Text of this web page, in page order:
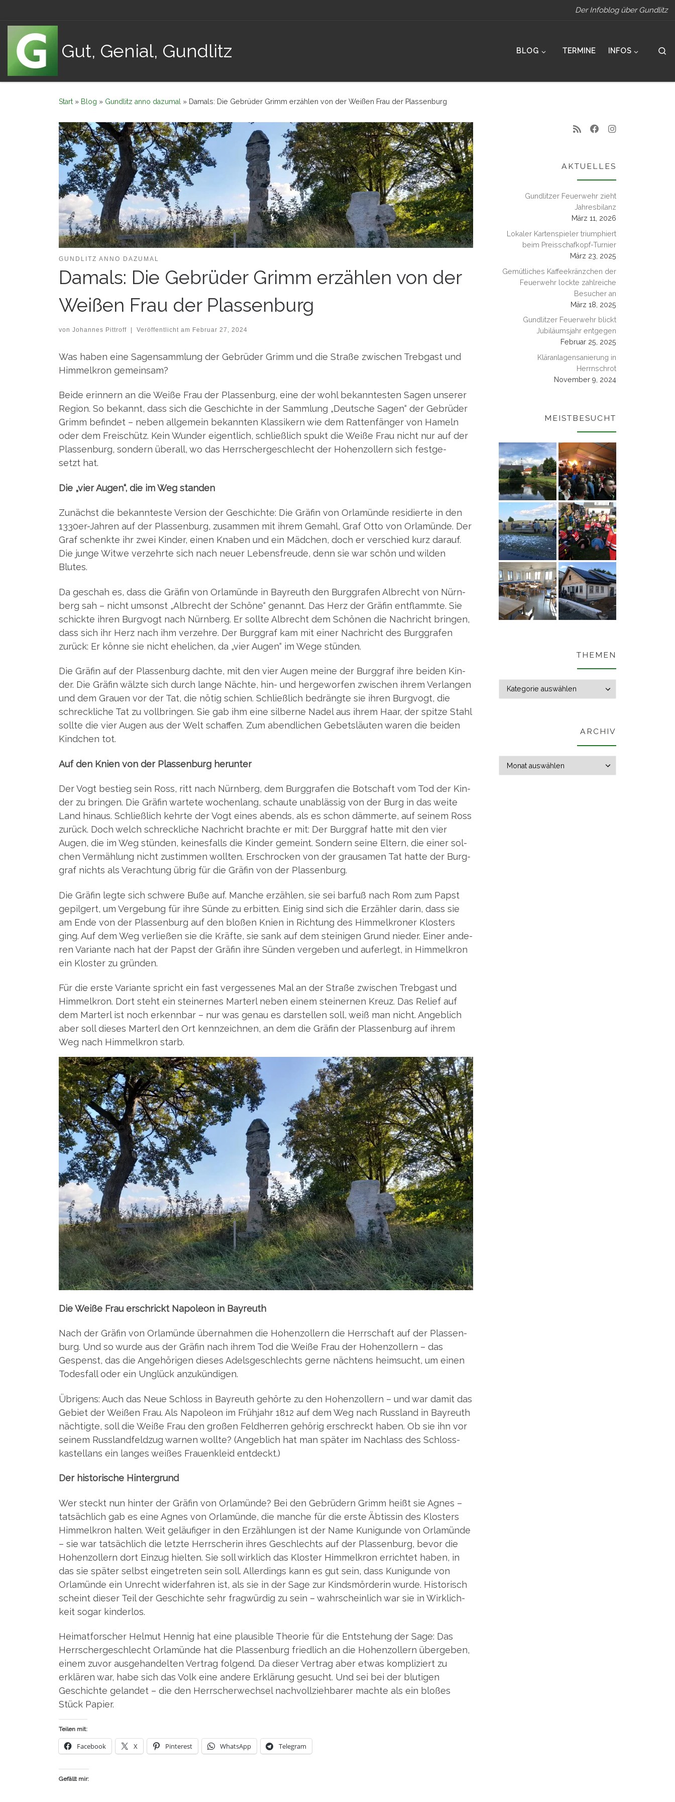
Der Infoblog über Gundlitz
Gut, Genial, Gundlitz BLOG TERMINE INFOS
Start » Blog » Gundlitz anno dazumal » Damals: Die Gebrüder Grimm erzählen von der Weißen Frau der Plassenburg
GUNDLITZ ANNO DAZUMAL
Damals: Die Gebrüder Grimm erzählen von der
Weißen Frau der Plassenburg
von Johannes Pittroff | Veröffentlicht am Februar 27, 2024
Was haben eine Sagen­samm­lung der Gebrü­der Grimm und die Stra­ße zwi­schen Treb­gast und
Him­mel­kron gemeinsam?
Bei­de erin­nern an die Wei­ße Frau der Plas­sen­burg, eine der wohl bekann­tes­ten Sagen unse­rer
Regi­on. So bekannt, dass sich die Geschich­te in der Samm­lung „Deut­sche Sagen“ der Gebrü­der
Grimm befin­det – neben all­ge­mein bekann­ten Klas­si­kern wie dem Rat­ten­fän­ger von Hameln
oder dem Frei­schütz. Kein Wun­der eigent­lich, schließ­lich spukt die Wei­ße Frau nicht nur auf der
Plas­sen­burg, son­dern über­all, wo das Herr­scher­ge­schlecht der Hohen­zol­lern sich fest­ge­
setzt hat.
Die „vier Augen“, die im Weg standen
Zunächst die bekann­tes­te Ver­si­on der Geschich­te: Die Grä­fin von Orla­mün­de resi­dier­te in den
1330er-Jah­ren auf der Plas­sen­burg, zusam­men mit ihrem Gemahl, Graf Otto von Orla­mün­de. Der
Graf schenk­te ihr zwei Kin­der, einen Kna­ben und ein Mäd­chen, doch er ver­schied kurz dar­auf.
Die jun­ge Wit­we ver­zehr­te sich nach neu­er Lebens­freu­de, denn sie war schön und wil­den
Blutes.
Da geschah es, dass die Grä­fin von Orla­mün­de in Bay­reuth den Burg­gra­fen Albrecht von Nürn­
berg sah – nicht umsonst „Albrecht der Schö­ne“ genannt. Das Herz der Grä­fin ent­flamm­te. Sie
schick­te ihren Burg­vogt nach Nürn­berg. Er soll­te Albrecht dem Schö­nen die Nach­richt brin­gen,
dass sich ihr Herz nach ihm ver­zeh­re. Der Burg­graf kam mit einer Nach­richt des Burg­gra­fen
zurück: Er kön­ne sie nicht ehe­li­chen, da „vier Augen“ im Wege stünden.
Die Grä­fin auf der Plas­sen­burg dach­te, mit den vier Augen mei­ne der Burg­graf ihre bei­den Kin­
der. Die Grä­fin wälz­te sich durch lan­ge Näch­te, hin- und her­ge­wor­fen zwi­schen ihrem Ver­lan­gen
und dem Grau­en vor der Tat, die nötig schien. Schließ­lich bedräng­te sie ihren Burg­vogt, die
schreck­li­che Tat zu voll­brin­gen. Sie gab ihm eine sil­ber­ne Nadel aus ihrem Haar, der spit­ze Stahl
soll­te die vier Augen aus der Welt schaf­fen. Zum abend­li­chen Gebets­läu­ten waren die bei­den
Kind­chen tot.
Auf den Knien von der Plas­sen­burg herunter
Der Vogt bestieg sein Ross, ritt nach Nürn­berg, dem Burg­gra­fen die Bot­schaft vom Tod der Kin­
der zu brin­gen. Die Grä­fin war­te­te wochen­lang, schau­te unab­läs­sig von der Burg in das wei­te
Land hin­aus. Schließ­lich kehr­te der Vogt eines abends, als es schon däm­mer­te, auf sei­nem Ross
zurück. Doch welch schreck­li­che Nach­richt brach­te er mit: Der Burg­graf hat­te mit den vier
Augen, die im Weg stün­den, kei­nes­falls die Kin­der gemeint. Son­dern sei­ne Eltern, die einer sol­
chen Ver­mäh­lung nicht zustim­men woll­ten. Erschro­cken von der grau­sa­men Tat hat­te der Burg­
graf nichts als Ver­ach­tung übrig für die Grä­fin von der Plassenburg.
Die Grä­fin leg­te sich schwe­re Buße auf. Man­che erzäh­len, sie sei bar­fuß nach Rom zum Papst
gepil­gert, um Ver­ge­bung für ihre Sün­de zu erbit­ten. Einig sind sich die Erzäh­ler dar­in, dass sie
am Ende von der Plas­sen­burg auf den blo­ßen Knien in Rich­tung des Him­mel­kro­ner Klos­ters
ging. Auf dem Weg ver­lie­ßen sie die Kräf­te, sie sank auf dem stei­ni­gen Grund nie­der. Einer ande­
ren Vari­an­te nach hat der Papst der Grä­fin ihre Sün­den ver­ge­ben und auf­er­legt, in Him­mel­kron
ein Klos­ter zu gründen.
Für die ers­te Vari­an­te spricht ein fast ver­ges­se­nes Mal an der Stra­ße zwi­schen Treb­gast und
Him­mel­kron. Dort steht ein stei­ner­nes Mar­terl neben einem stei­ner­nen Kreuz. Das Reli­ef auf
dem Mar­terl ist noch erkenn­bar – nur was genau es dar­stel­len soll, weiß man nicht. Angeb­lich
aber soll die­ses Mar­terl den Ort kenn­zeich­nen, an dem die Grä­fin der Plas­sen­burg auf ihrem
Weg nach Him­mel­kron starb.
Die Wei­ße Frau erschrickt Napo­le­on in Bayreuth
Nach der Grä­fin von Orla­mün­de über­nah­men die Hohen­zol­lern die Herr­schaft auf der Plas­sen­
burg. Und so wur­de aus der Grä­fin nach ihrem Tod die Wei­ße Frau der Hohen­zol­lern – das
Gespenst, das die Ange­hö­ri­gen die­ses Adels­ge­schlechts ger­ne näch­tens heim­sucht, um einen
Todes­fall oder ein Unglück anzukündigen.
Übri­gens: Auch das Neue Schloss in Bay­reuth gehör­te zu den Hohen­zol­lern – und war damit das
Gebiet der Wei­ßen Frau. Als Napo­le­on im Früh­jahr 1812 auf dem Weg nach Russ­land in Bay­reuth
näch­tig­te, soll die Wei­ße Frau den gro­ßen Feld­her­ren gehö­rig erschreckt haben. Ob sie ihn vor
sei­nem Russ­land­feld­zug war­nen woll­te? (Angeb­lich hat man spä­ter im Nach­lass des Schloss­
kas­tel­lans ein lan­ges wei­ßes Frau­en­kleid entdeckt.)
Der his­to­ri­sche Hintergrund
Wer steckt nun hin­ter der Grä­fin von Orla­mün­de? Bei den Gebrü­dern Grimm heißt sie Agnes –
tat­säch­lich gab es eine Agnes von Orla­mün­de, die man­che für die ers­te Äbtis­sin des Klos­ters
Him­mel­kron hal­ten. Weit geläu­fi­ger in den Erzäh­lun­gen ist der Name Kuni­gun­de von Orla­mün­de
– sie war tat­säch­lich die letz­te Herr­sche­rin ihres Geschlechts auf der Plas­sen­burg, bevor die
Hohen­zol­lern dort Ein­zug hiel­ten. Sie soll wirk­lich das Klos­ter Him­mel­kron errich­tet haben, in
das sie spä­ter selbst ein­ge­tre­ten sein soll. Aller­dings kann es gut sein, dass Kuni­gun­de von
Orla­mün­de ein Unrecht wider­fah­ren ist, als sie in der Sage zur Kinds­mör­de­rin wur­de. His­to­risch
scheint die­ser Teil der Geschich­te sehr frag­wür­dig zu sein – wahr­schein­lich war sie in Wirk­lich­
keit sogar kinderlos.
Hei­mat­for­scher Hel­mut Hen­nig hat eine plau­si­ble Theo­rie für die Ent­ste­hung der Sage: Das
Herr­scher­ge­schlecht Orla­mün­de hat die Plas­sen­burg fried­lich an die Hohen­zol­lern über­ge­ben,
einem zuvor aus­ge­han­del­ten Ver­trag fol­gend. Da die­ser Ver­trag aber etwas kom­pli­ziert zu
erklä­ren war, habe sich das Volk eine ande­re Erklä­rung gesucht. Und sei bei der blu­ti­gen
Geschich­te gelan­det – die den Herr­scher­wech­sel nach­voll­zieh­ba­rer mach­te als ein blo­ßes
Stück Papier.
Teilen mit:
Face­book X Pin­te­rest Whats­App Tele­gram
Gefällt mir:
AKTUELLES
Gundlitzer Feuerwehr zieht
Jahresbilanz
März 11, 2026
Lokaler Kartenspieler triumphiert
beim Preisschafkopf-Turnier
März 23, 2025
Gemütliches Kaffeekränzchen der
Feuerwehr lockte zahlreiche
Besucher an
März 18, 2025
Gundlitzer Feuerwehr blickt
Jubiläumsjahr entgegen
Februar 25, 2025
Kläranlagensanierung in
Herrnschrot
November 9, 2024
MEISTBESUCHT
THEMEN
ARCHIV